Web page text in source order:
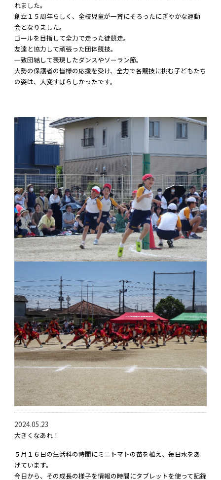
れました。
創立１５周年らしく、全校児童が一斉にそろったにぎやかな運動
会となりました。
ゴールを目指して全力で走った徒競走。
友達と協力して頑張った団体競技。
一致団結して表現したダンスやソーラン節。
大勢の保護者の皆様の応援を受け、全力で各競技に挑む子どもたち
の姿は、大変すばらしかったです。
2024.05.23
大きくなあれ！
５月１６日の生活科の時間にミニトマトの苗を植え、毎日水をあ
げています。
今日から、その成長の様子を情報の時間にタブレットを使って記録